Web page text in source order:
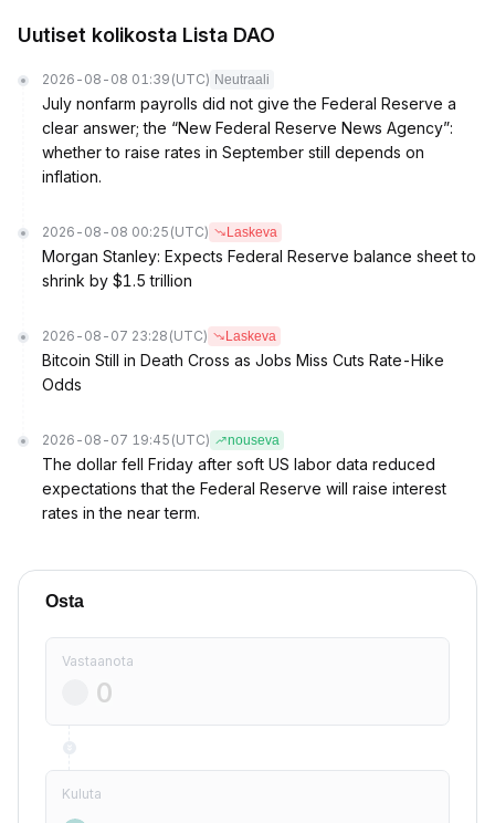
Uutiset kolikosta Lista DAO
2026-08-08 01:39 (UTC) Neutraali
July nonfarm payrolls did not give the Federal Reserve a
clear answer; the “New Federal Reserve News Agency”:
whether to raise rates in September still depends on
inflation.
2026-08-08 00:25 (UTC) Laskeva
Morgan Stanley: Expects Federal Reserve balance sheet to
shrink by $1.5 trillion
2026-08-07 23:28 (UTC) Laskeva
Bitcoin Still in Death Cross as Jobs Miss Cuts Rate-Hike
Odds
2026-08-07 19:45 (UTC) nouseva
The dollar fell Friday after soft US labor data reduced
expectations that the Federal Reserve will raise interest
rates in the near term.
Osta
Vastaanota
Kuluta